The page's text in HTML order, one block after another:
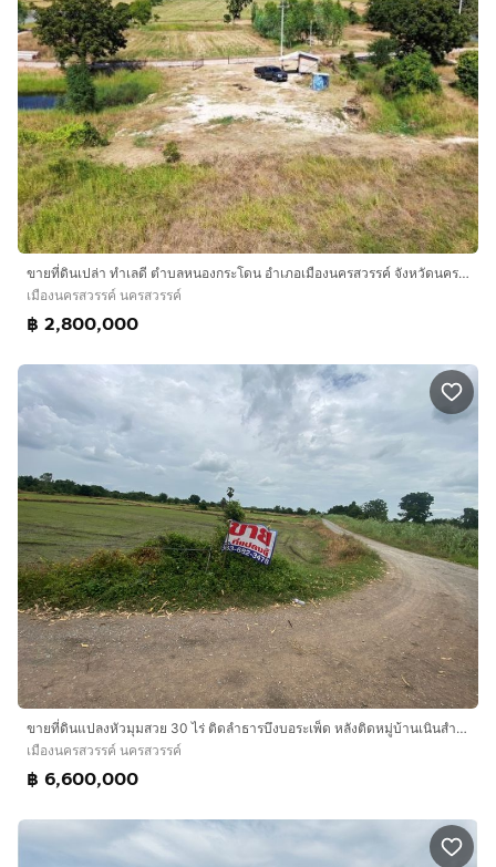
ขายที่ดินเปล่า ทำเลดี ตำบลหนองกระโดน อำเภอเมืองนครสวรรค์ จังหวัดนครสวรรค์
เมืองนครสวรรค์ นครสวรรค์
฿ 2,800,000
ขายที่ดินแปลงหัวมุมสวย 30 ไร่ ติดลำธารบึงบอระเพ็ด หลังติดหมู่บ้านเนินสำราญ อ.เมืองนครสวรรค์ ราคาถูกยกแปลง
เมืองนครสวรรค์ นครสวรรค์
฿ 6,600,000